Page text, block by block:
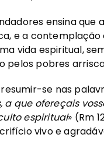
ensina que a
e a
vida espiritual,
pelos pobres
se nas
a que ofereçais
espiritual» (Rm
vivo e